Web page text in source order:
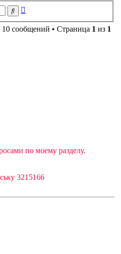
Поиск
10 сообщений • Страница 1 из 1
по моему разделу.
3215166